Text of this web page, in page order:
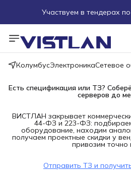
Пуско-
КолумбусЭлектроникаСетевое
Есть спецификация или ТЗ?
серверов до
ВИСТЛАН закрывает
44-ФЗ и 223-ФЗ:
оборудование, находим
получаем проектные скидки у
привозим точно
Отправить ТЗ и